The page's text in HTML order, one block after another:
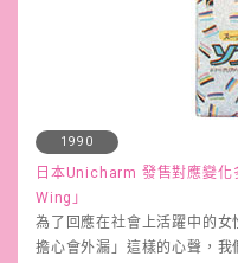
1990
日本Unicharm 發售對應變
Wing」
為了回應在社會上活躍中的
擔心會外漏」這樣的心聲，